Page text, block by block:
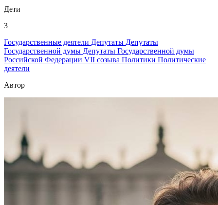
Дети
3
Государственные деятели Депутаты Депутаты
Государственной думы Депутаты Государственной думы
Российской Федерации VII созыва Политики Политические
деятели
Автор